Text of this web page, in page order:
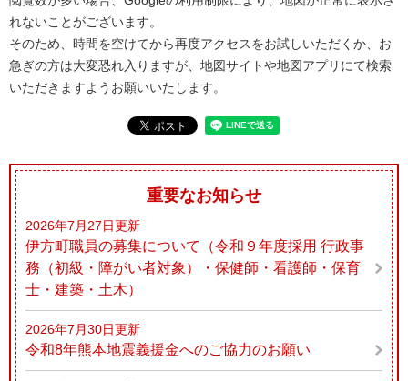
れないことがございます。
そのため、時間を空けてから再度アクセスをお試しいただくか、お
急ぎの方は大変恐れ入りますが、地図サイトや地図アプリにて検索
いただきますようお願いいたします。
重要なお知らせ
2026年7月27日更新
伊方町職員の募集について（令和９年度採用 行政事
務（初級・障がい者対象）・保健師・看護師・保育
士・建築・土木）
2026年7月30日更新
令和8年熊本地震義援金へのご協力のお願い